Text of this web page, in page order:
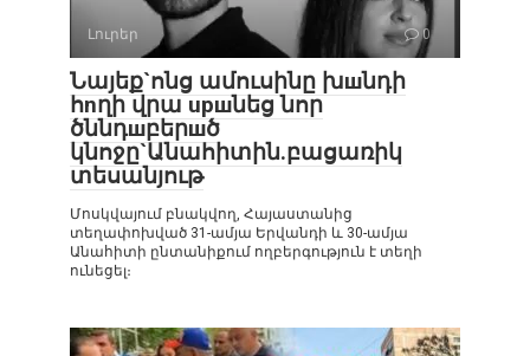
Լուրեր 0
Նայեք`ոնց ամուսինը խшնդի
հnղի վրա upшնեց նոր
ծննդшբերшծ
կնոջը`Անահիտին.բացառիկ
տեսանյութ
Մոսկվայում բնակվող, Հայաստանից
տեղափոխված 31-ամյա Երվանդի և 30-ամյա
Անահիտի ընտանիքում ողբերգություն է տեղի
ունեցել։